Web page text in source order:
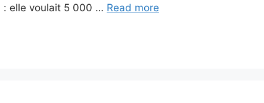
: elle voulait 5 000 … Read more